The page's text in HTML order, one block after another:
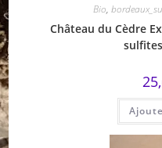
Bio,
Château du Cèdre